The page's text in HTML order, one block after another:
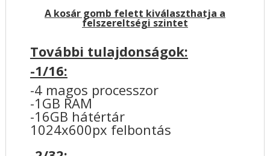
A kosár gomb felett kiválaszthatja a
felszereltségi szintet
További tulajdonságok:
-1/16:
-4 magos processzor
-1GB RAM
-16GB hátértár
1024x600px felbontás